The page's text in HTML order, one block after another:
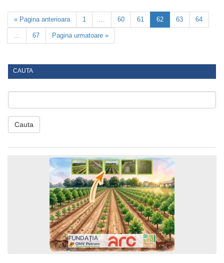
« Pagina anterioara 1 … 60 61 62 63 64
… 67 Pagina urmatoare »
CAUTA
Cauta